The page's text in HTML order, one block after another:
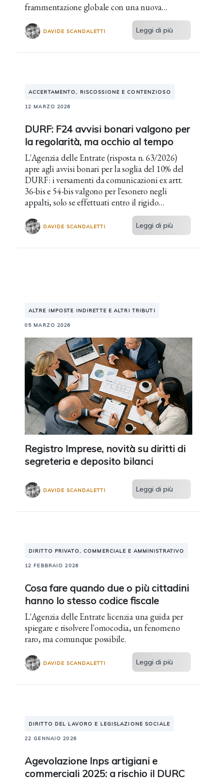
frammentazione globale con una nuova
DAVIDE SCANDALETTI Leggi di più
ACCERTAMENTO, RISCOSSIONE E CONTENZIOSO
12 MARZO 2026
DURF: F24 avvisi bonari valgono per
la regolarità, ma occhio al tempo
L'Agenzia delle Entrate (risposta n. 63/2026)
apre agli avvisi bonari per la soglia del 10% del
DURF: i versamenti da comunicazioni ex artt.
36-bis e 54-bis valgono per l'esonero negli
appalti, solo se effettuati entro il rigido
perimetro temporale del triennio.
DAVIDE SCANDALETTI Leggi di più
ALTRE IMPOSTE INDIRETTE E ALTRI TRIBUTI
05 MARZO 2026
Registro Imprese, novità su diritti di
segreteria e deposito bilanci
DAVIDE SCANDALETTI Leggi di più
DIRITTO PRIVATO, COMMERCIALE E AMMINISTRATIVO
12 FEBBRAIO 2026
Cosa fare quando due o più cittadini
hanno lo stesso codice fiscale
L'Agenzia delle Entrate licenzia una guida per
spiegare e risolvere l'omocodia, un fenomeno
raro, ma comunque possibile.
DAVIDE SCANDALETTI Leggi di più
DIRITTO DEL LAVORO E LEGISLAZIONE SOCIALE
22 GENNAIO 2026
Agevolazione Inps artigiani e
commerciali 2025: a rischio il DURC